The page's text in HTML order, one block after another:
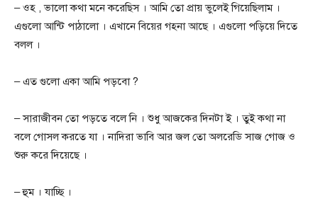
– ওহ , ভালো কথা মনে করেছিস । আমি তো প্রায় ভুলেই গিয়েছিলাম ।
এগুলো আন্টি পাঠালো । এখানে বিয়ের গহনা আছে । এগুলো পড়িয়ে দিতে
বলল ।
– এত গুলো একা আমি পড়বো ?
– সারাজীবন তো পড়তে বলে নি । শুধু আজকের দিনটা ই । তুই কথা না
বলে গোসল করতে যা । নাদিরা ভাবি আর জল তো অলরেডি সাজ গোজ ও
শুরু করে দিয়েছে ।
– হুম । যাচ্ছি ।